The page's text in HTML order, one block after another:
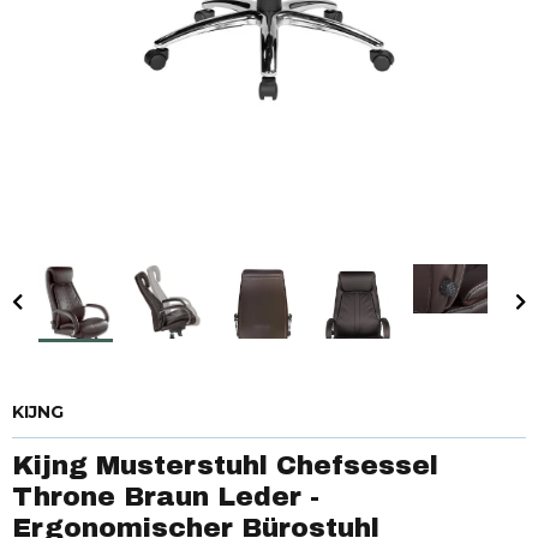
KIJNG
Kijng Musterstuhl Chefsessel
Throne Braun Leder -
Ergonomischer Bürostuhl